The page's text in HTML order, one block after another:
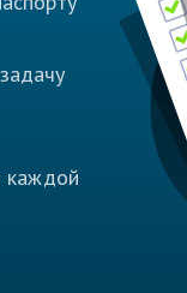
каждой